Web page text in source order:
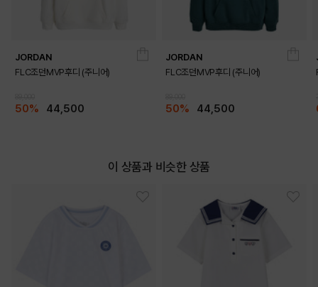
JORDAN
FLC조던MVP후디 (주니어)
50% 44,500
JORDAN
FLC조던MVP후디 (주니어)
50% 44,500
이 상품과 비슷한 상품